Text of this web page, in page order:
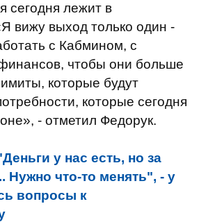
сегодня лежит в
вижу выход только один -
с Кабмином, с
чтобы они больше
которые будут
которые сегодня
- отметил Федорук.
у нас есть, но за
Нужно что-то менять", - у
вопросы к